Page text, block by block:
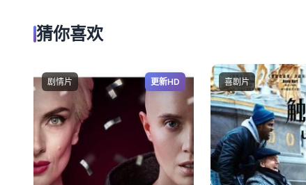
猜你喜欢
剧情片 更新HD 喜剧片